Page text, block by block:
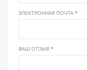
ЭЛЕКТРОННАЯ ПОЧТА *
ВАШ ОТЗЫВ *